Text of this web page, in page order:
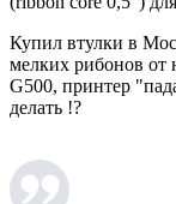
Купил втулки в
мелких рибонов от
G500, принтер
делать !?